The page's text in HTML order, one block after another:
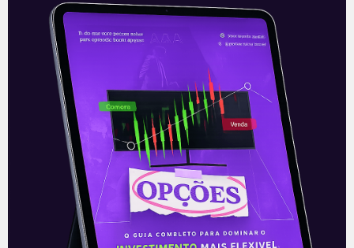
Orçamento 2022
O Congresso Nacional deve instalar na
manhã desta quarta-feira (7) a CMO
(Comissão Mista de Orçamento),
colegiado responsável por discutir e
votar, anualmente, as leis
Leia mais